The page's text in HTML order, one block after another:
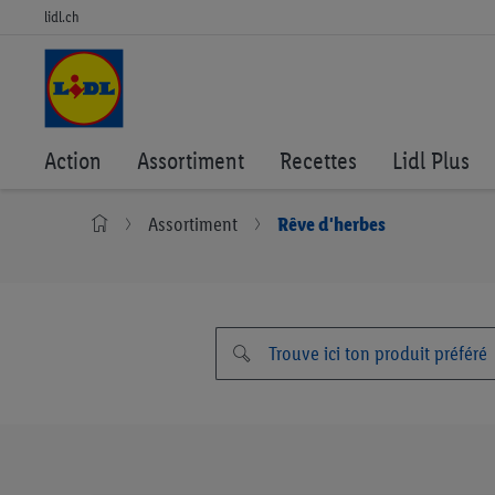
lidl.ch
Action Assortiment Recettes Lidl Plus
Assortiment Rêve d'herbes